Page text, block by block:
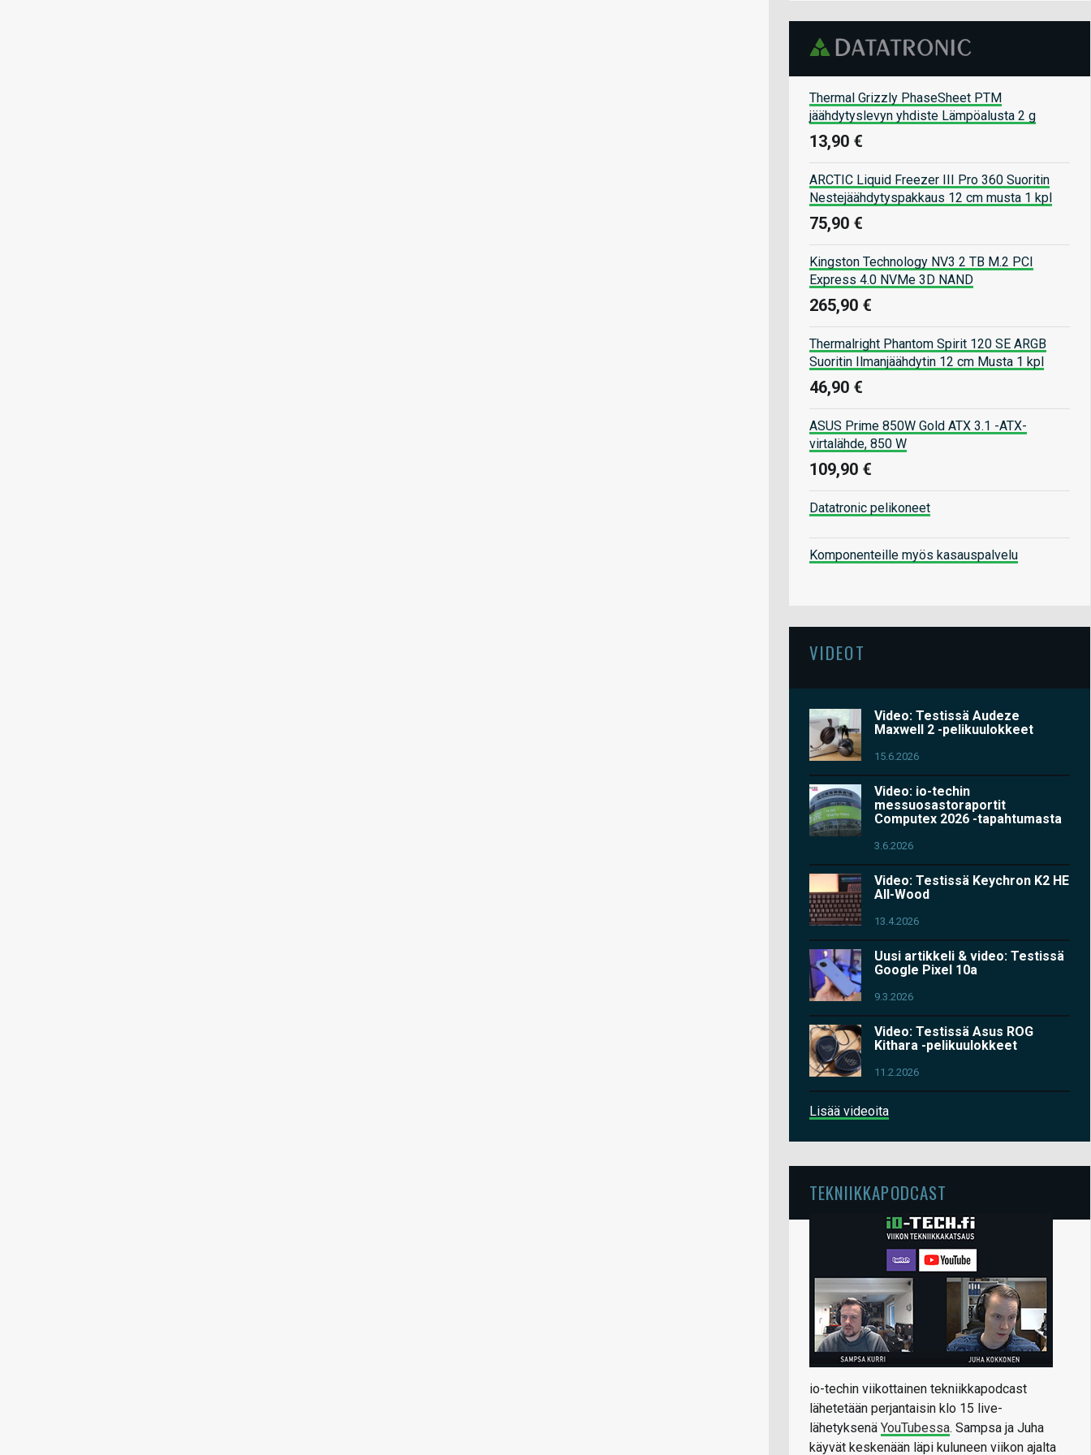
Thermal Grizzly PhaseSheet PTM
jäähdytyslevyn yhdiste Lämpöalusta 2 g
13,90 €
ARCTIC Liquid Freezer III Pro 360 Suoritin
Nestejäähdytyspakkaus 12 cm musta 1 kpl
75,90 €
Kingston Technology NV3 2 TB M.2 PCI
Express 4.0 NVMe 3D NAND
265,90 €
Thermalright Phantom Spirit 120 SE ARGB
Suoritin Ilmanjäähdytin 12 cm Musta 1 kpl
46,90 €
ASUS Prime 850W Gold ATX 3.1 -ATX-
virtalähde, 850 W
109,90 €
Datatronic pelikoneet
Komponenteille myös kasauspalvelu
VIDEOT
Video: Testissä Audeze
Maxwell 2 -pelikuulokkeet
15.6.2026
Video: io-techin
messuosastoraportit
Computex 2026 -tapahtumasta
3.6.2026
Video: Testissä Keychron K2 HE
All-Wood
13.4.2026
Uusi artikkeli & video: Testissä
Google Pixel 10a
9.3.2026
Video: Testissä Asus ROG
Kithara -pelikuulokkeet
11.2.2026
Lisää videoita
TEKNIIKKAPODCAST
io-techin viikottainen tekniikkapodcast
lähetetään perjantaisin klo 15 live-
lähetyksenä YouTubessa. Sampsa ja Juha
käyvät keskenään läpi kuluneen viikon ajalta